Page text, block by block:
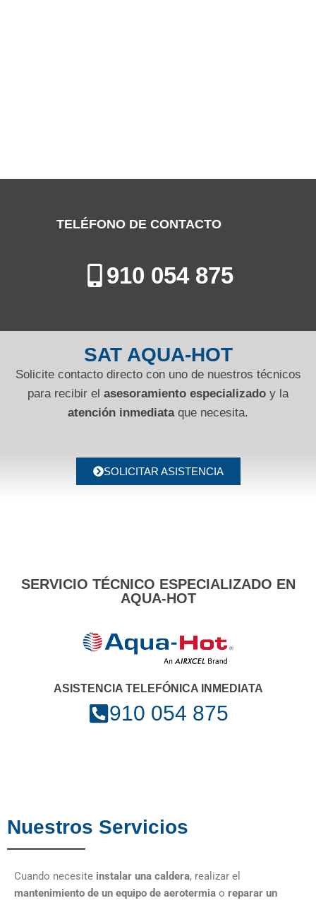
TELÉFONO DE CONTACTO
910 054 875
SAT AQUA-HOT
Solicite contacto directo con uno de nuestros técnicos
para recibir el asesoramiento especializado y la
atención inmediataque necesita.
SOLICITAR ASISTENCIA
SERVICIO TÉCNICO ESPECIALIZADO EN
AQUA-HOT
ASISTENCIA TELEFÓNICA INMEDIATA
910 054 875
Nuestros Servicios
Cuando necesite instalar una caldera, realizar el
mantenimiento de un equipo de aerotermia o reparar un